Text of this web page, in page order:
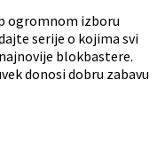
ogromnom izboru
serije o kojima svi
blokbastere.
donosi dobru zabavu